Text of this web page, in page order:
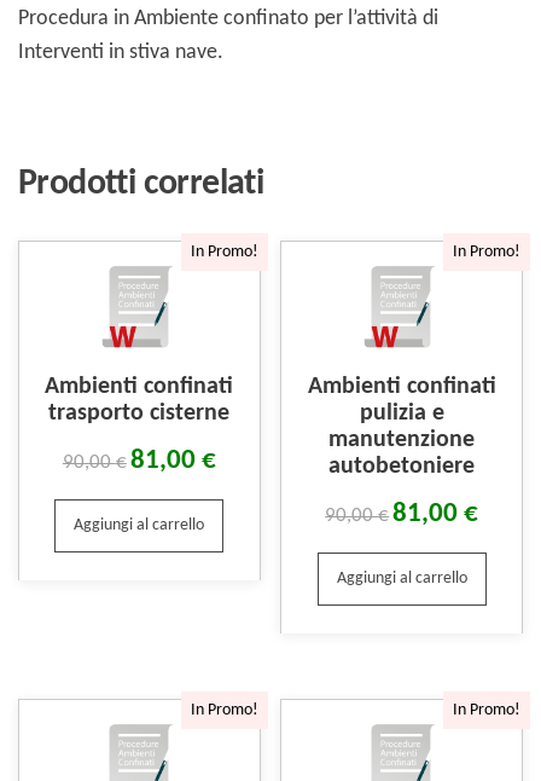
Procedura in Ambiente confinato per l’attività di
Interventi in stiva nave.
Prodotti correlati
In Promo!
Ambienti confinati
trasporto cisterne
90,00€81,00 €
Aggiungi al carrello
In Promo!
Ambienti confinati
pulizia e
manutenzione
autobetoniere
90,00€81,00€
Aggiungi al carrello
In Promo! In Promo!